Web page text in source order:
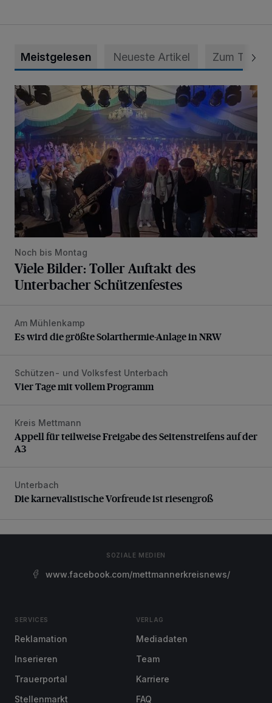
Meistgelesen Neueste Artikel Zum Thema
Viele Bilder: Toller Auftakt des Unterbacher
Noch bis Montag
Viele Bilder: Toller Auftakt des
Unterbacher Schützenfestes
Es wird die größte Solarthermie-Anlage in NRW
Am Mühlenkamp
Es wird die größte Solarthermie-Anlage in NRW
Vier Tage mit vollem Programm
Schützen- und Volksfest Unterbach
Vier Tage mit vollem Programm
Appell für teilweise Freigabe des Seitenstreifens auf der A3
Kreis Mettmann
Appell für teilweise Freigabe des Seitenstreifens auf der
A3
Die karnevalistische Vorfreude ist riesengroß
Unterbach
Die karnevalistische Vorfreude ist riesengroß
SOZIALE MEDIEN
www.facebook.com/mettmannerkreisnews/
SERVICES
Reklamation
Inserieren
Trauerportal
Stellenmarkt
VERLAG
Mediadaten
Team
Karriere
FAQ